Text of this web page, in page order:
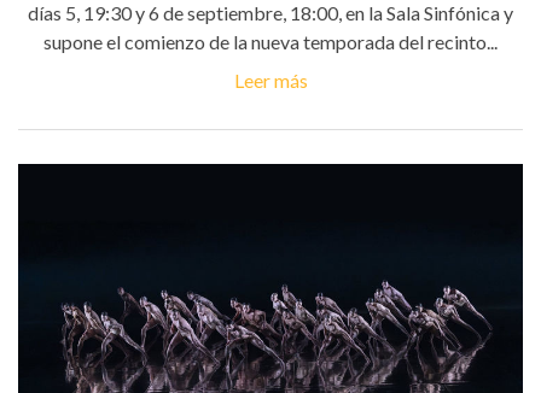
días 5, 19:30 y 6 de septiembre, 18:00, en la Sala Sinfónica y
supone el comienzo de la nueva temporada del recinto...
Leer más